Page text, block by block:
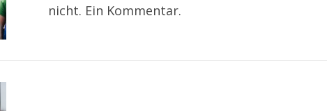
nicht. Ein Kommentar.